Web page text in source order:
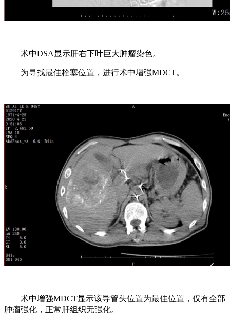
术中DSA显示肝右下叶巨大肿瘤染色。
为寻找最佳栓塞位置，进行术中增强MDCT。
术中增强MDCT显示该导管头位置为最佳位置，仅有全部
肿瘤强化，正常肝组织无强化。